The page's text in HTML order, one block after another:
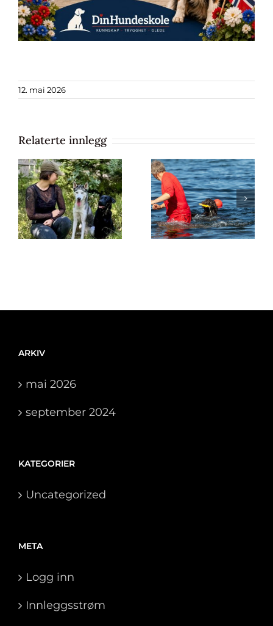
12. mai 2026
Relaterte innlegg
ARKIV
mai 2026
september 2024
KATEGORIER
Uncategorized
META
Logg inn
Innleggsstrøm